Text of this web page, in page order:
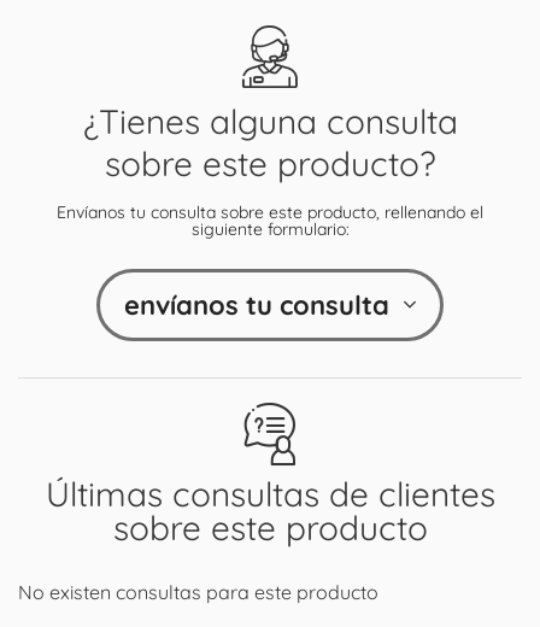
Últimas consultas de clientes
sobre este producto
No existen consultas para este producto
¿Tienes alguna consulta
sobre este producto?
Envíanos tu consulta sobre este producto, rellenando el
siguiente formulario:
envíanos tu consulta